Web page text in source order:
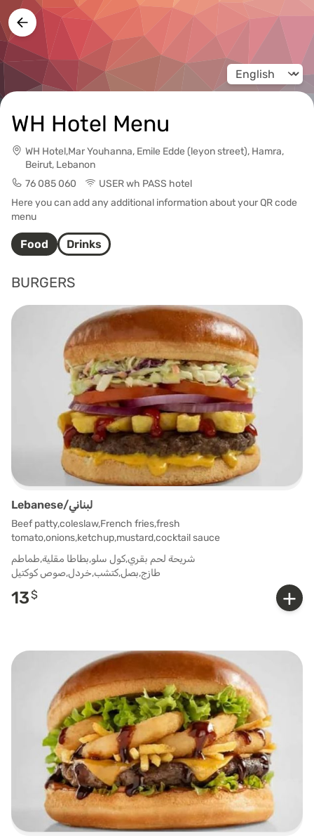
Change
WH Hotel Menu
WH Hotel,Mar Youhanna, Emile Edde (leyon street), Hamra,
Beirut, Lebanon
76 085 060
USER wh PASS hotel
Here you can add any additional information about your QR code
menu
Food Drinks
BURGERS
Lebanese/لبناني
Beef patty,coleslaw,French fries,fresh
tomato,onions,ketchup,mustard,cocktail sauce
شريحة لحم بقري,كول سلو,بطاطا مقلية,طماطم
طازج,بصل,كتشب,خردل,صوص كوكتيل
13$ +